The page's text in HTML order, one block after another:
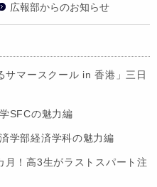
広報部からのお知らせ
サマースクール in 香港」三日
SFCの魅力編
学部経済学科の魅力編
月！高3生がラストスパート注